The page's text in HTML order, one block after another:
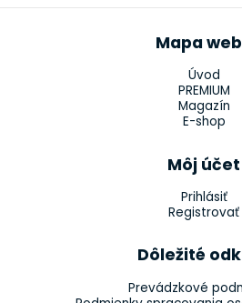
Mapa
Úvod
PREMIUM
Magazín
E-shop
Môj účet
Prihlásiť
Registrovať
Dôležité
Prevádzkové